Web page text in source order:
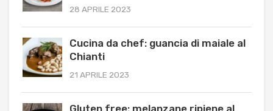
28 APRILE 2023
Cucina da chef: guancia di maiale al
Chianti
21 APRILE 2023
Gluten free: melanzane ripiene al